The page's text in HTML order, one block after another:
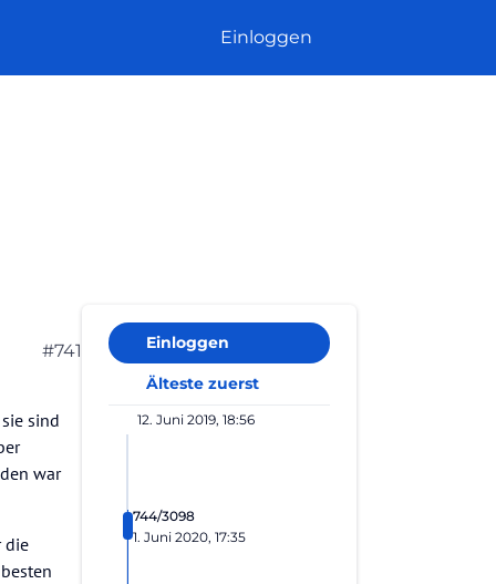
Einloggen
#741
sind
war
die
Einloggen
Älteste zuerst
12. Juni 2019, 18:56
744/3098
1. Juni 2020, 17:35